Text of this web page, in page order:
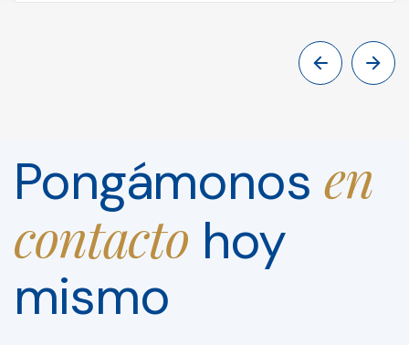
Pongámonos en
contacto hoy
mismo